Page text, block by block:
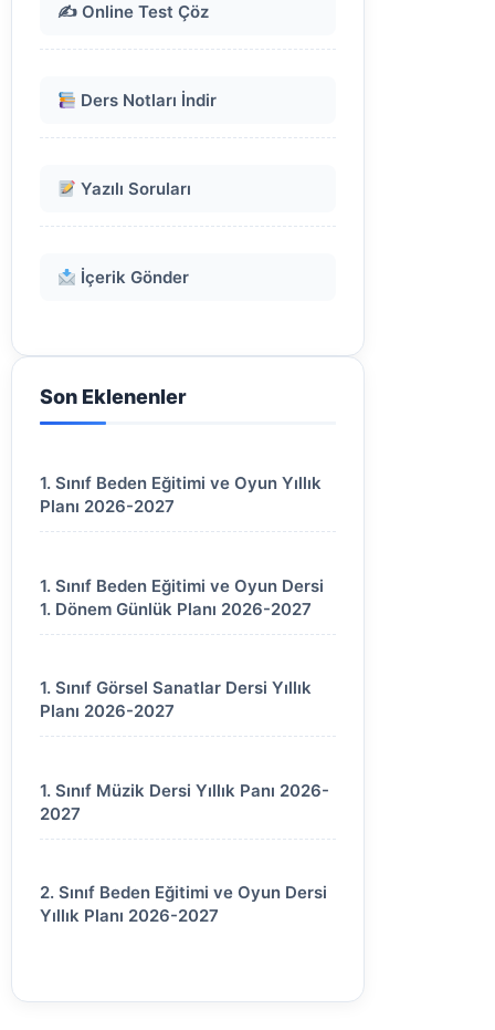
✍️ Online Test Çöz
Ders Notları İndir
Yazılı Soruları
İçerik Gönder
Son Eklenenler
1. Sınıf Beden Eğitimi ve Oyun Yıllık
Planı 2026-2027
1. Sınıf Beden Eğitimi ve Oyun Dersi
1. Dönem Günlük Planı 2026-2027
1. Sınıf Görsel Sanatlar Dersi Yıllık
Planı 2026-2027
1. Sınıf Müzik Dersi Yıllık Panı 2026-
2027
2. Sınıf Beden Eğitimi ve Oyun Dersi
Yıllık Planı 2026-2027